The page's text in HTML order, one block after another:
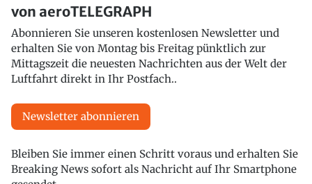
von aeroTELEGRAPH
Abonnieren Sie unseren kostenlosen Newsletter und
erhalten Sie von Montag bis Freitag pünktlich zur
Mittagszeit die neuesten Nachrichten aus der Welt der
Luftfahrt direkt in Ihr Postfach..
Newsletter abonnieren
Bleiben Sie immer einen Schritt voraus und erhalten Sie
Breaking News sofort als Nachricht auf Ihr Smartphone